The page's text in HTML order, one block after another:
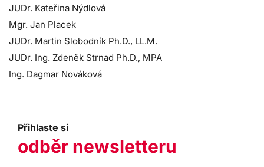
JUDr. Kateřina Nýdlová
Mgr. Jan Placek
JUDr. Martin Slobodník Ph.D., LL.M.
JUDr. Ing. Zdeněk Strnad Ph.D., MPA
Ing. Dagmar Nováková
Přihlaste si
odběr newsletteru